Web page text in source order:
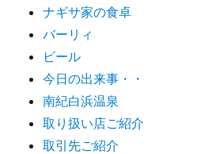
ナギサ家の食卓
バーリィ
ビール
今日の出来事・・
南紀白浜温泉
取り扱い店ご紹介
取引先ご紹介